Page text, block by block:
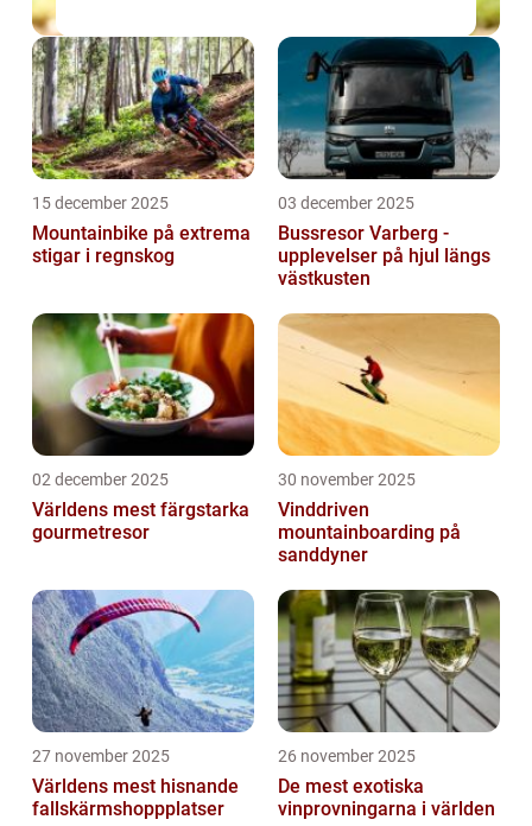
15 december 2025
Mountainbike på extrema
stigar i regnskog
03 december 2025
Bussresor Varberg -
upplevelser på hjul längs
västkusten
02 december 2025
Världens mest färgstarka
gourmetresor
30 november 2025
Vinddriven
mountainboarding på
sanddyner
27 november 2025
Världens mest hisnande
fallskärmshoppplatser
26 november 2025
De mest exotiska
vinprovningarna i världen